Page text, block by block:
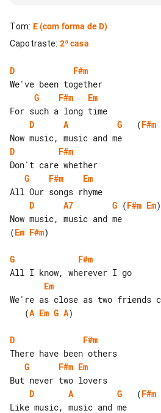
Tom: E(com forma de D)
Capotraste: 2ª casa
D
F#m
G
F#m
Em
D
A G
   (
F#m
D
F#m
G
F#m
Em
D
A7 G (F#m Em)
(Em F#m)
G
F#m
Em
   (
A Em G A)
D
F#m
G
F#m Em
D
A G
   (
F#m